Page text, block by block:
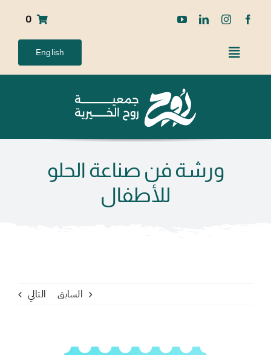
0
English
ورشة فن صناعة الحلو
للأطفال
السابق التالي